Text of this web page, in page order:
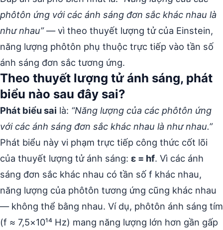
phôtôn ứng với các ánh sáng đơn sắc khác nhau là
như nhau”— vì theo thuyết lượng tử của Einstein,
năng lượng phôtôn phụ thuộc trực tiếp vào tần số
ánh sáng đơn sắc tương ứng.
Theo thuyết lượng tử ánh sáng, phát
biểu nào sau đây sai?
Phát biểu sai là: “Năng lượng của các phôtôn ứng
với các ánh sáng đơn sắc khác nhau là như nhau.”
Phát biểu này vi phạm trực tiếp công thức cốt lõi
của thuyết lượng tử ánh sáng: ε = hf. Vì các ánh
sáng đơn sắc khác nhau có tần số f khác nhau,
năng lượng của phôtôn tương ứng cũng khác nhau
— không thể bằng nhau. Ví dụ, phôtôn ánh sáng tím
(f ≈ 7,5×10¹⁴ Hz) mang năng lượng lớn hơn gần gấp